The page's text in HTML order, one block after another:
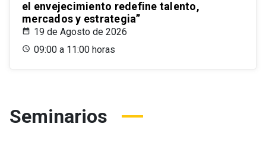
el envejecimiento redefine talento,
mercados y estrategia”
19 de Agosto de 2026
09:00 a 11:00 horas
Seminarios